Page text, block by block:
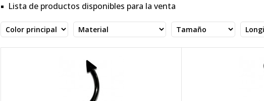
Lista de productos disponibles para la venta